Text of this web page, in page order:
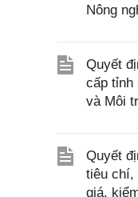
Nông
Quyết
cấp tỉnh
và Môi
Quyết
tiêu chí,
giá,